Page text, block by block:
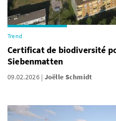
Trend
Certificat de biodiversité
Siebenmatten
09.02.2026 Joëlle Schmidt